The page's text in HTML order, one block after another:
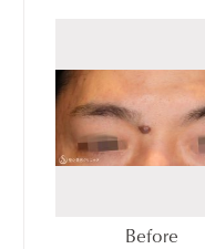
Before